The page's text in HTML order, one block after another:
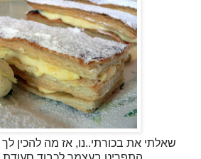
שאלתי את בכורתי..נו, אז מה להכין